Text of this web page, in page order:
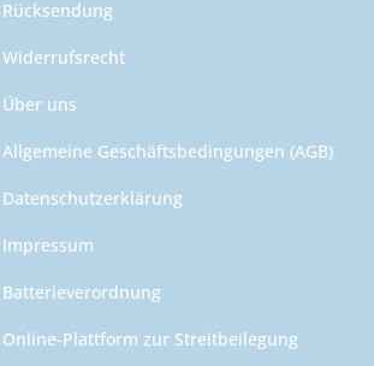
Rücksendung
Widerrufsrecht
Über uns
Allgemeine Geschäftsbedingungen (AGB)
Datenschutzerklärung
Impressum
Batterieverordnung
Online-Plattform zur Streitbeilegung